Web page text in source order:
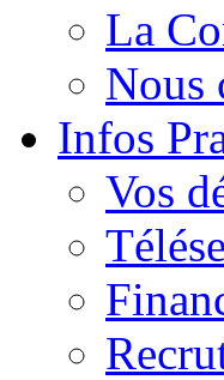
La
Nous
Infos
Vos